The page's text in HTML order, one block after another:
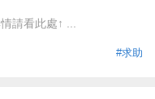
請看此處↑ ...
#求助